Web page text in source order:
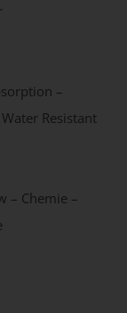
–
Resistant
– Chemie –